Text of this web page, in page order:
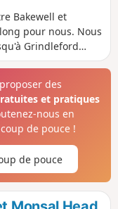
Bakewell et
pour nous. Nous
Grindleford
à partir de là (1
magnifique et il y
avez raté votre
suivant)...
des
et pratiques
nous en
de pouce !
de pouce